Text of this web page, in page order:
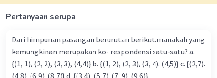
Iklan
Pertanyaan serupa
Dari himpunan pasangan berurutan berikut.manakah yang
kemungkinan merupakan ko- respondensi satu-satu? a.
{(1, 1), (2, 2), (3, 3), (4,4)} b. {(1, 2), (2, 3), (3, 4). (4,5)} c. {(2,7).
(4,8). (6,9). (8,7)} d. {(3.4), (5,7). (7, 9). (9,6)}